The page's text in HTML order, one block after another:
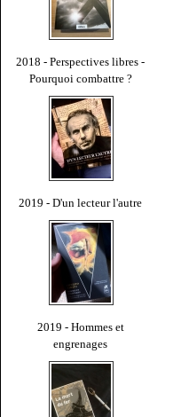
2018 - Perspectives libres -
Pourquoi combattre ?
2019 - D'un lecteur l'autre
2019 - Hommes et
engrenages